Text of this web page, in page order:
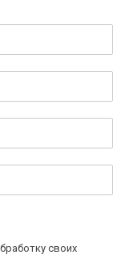
своих